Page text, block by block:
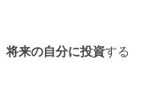
将来の自分に投資する